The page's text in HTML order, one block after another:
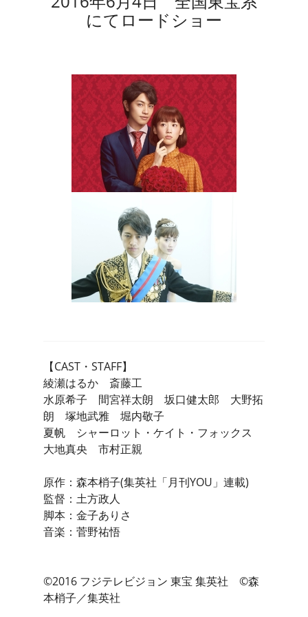
にてロードショー
【CAST・STAFF】
綾瀬はるか 斎藤工
水原希子 間宮祥太朗 坂口健太郎 大野拓
朗 塚地武雅 堀内敬子
夏帆 シャーロット・ケイト・フォックス
大地真央 市村正親
原作：森本梢子(集英社「月刊YOU」連載)
監督：土方政人
脚本：金子ありさ
音楽：菅野祐悟
©2016 フジテレビジョン 東宝 集英社 ©森
本梢子／集英社